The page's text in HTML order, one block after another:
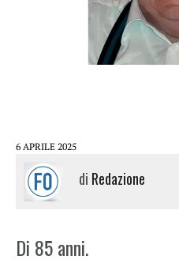
6 APRILE 2025
di Redazione
Di 85 anni.